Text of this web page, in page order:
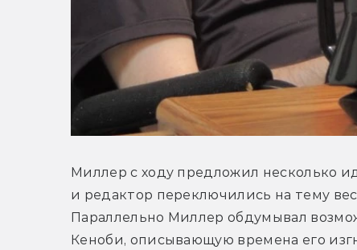
Миллер с ходу предложил несколько
и редактор переключились на тему
Параллельно Миллер обдумывал
Кеноби, описывающую времена его